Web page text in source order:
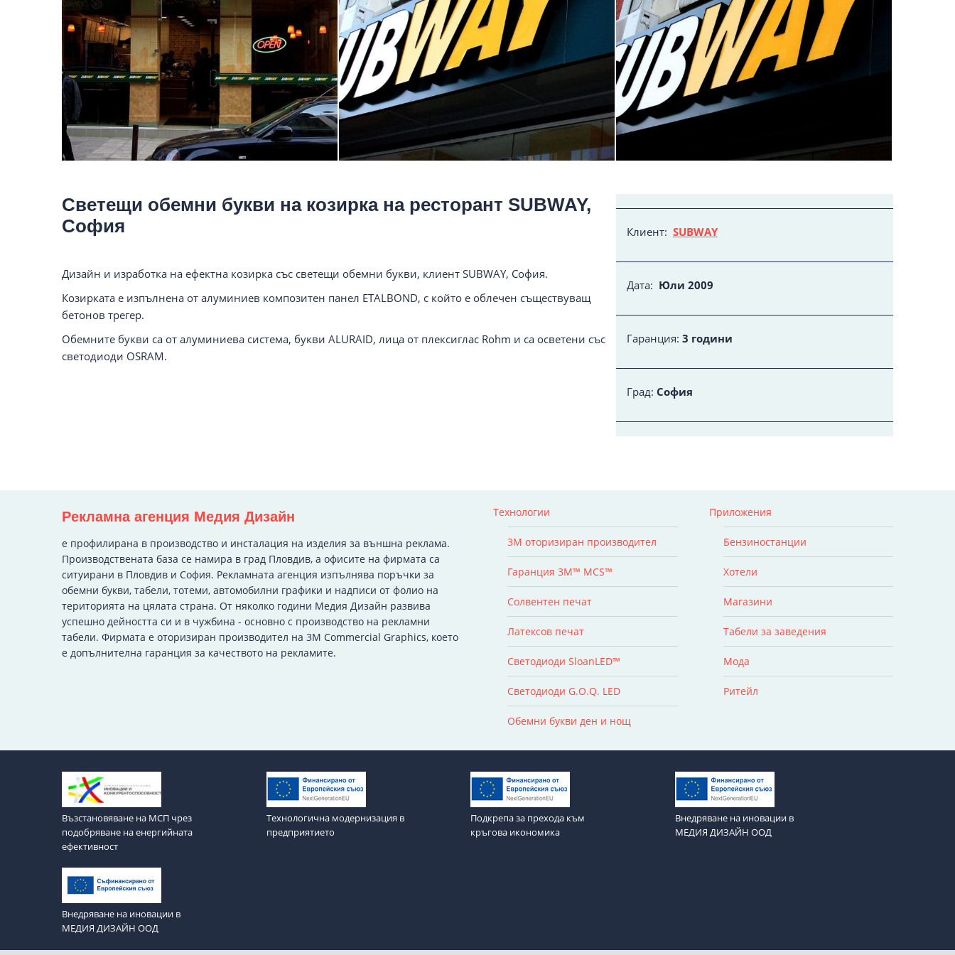
Светещи обемни букви на козирка на ресторант SUBWAY,
София
Дизайн и изработка на ефектна козирка със светещи обемни букви, клиент SUBWAY, София.
Козирката е изпълнена от алуминиев композитен панел ETALBOND, с който е облечен съществуващ
бетонов трегер.
Обемните букви са от алуминиева система, букви ALURAID, лица от плексиглас Rohm и са осветени със
светодиоди OSRAM.
Клиент: SUBWAY
Дата: Юли 2009
Гаранция: 3 години
Град: София
Рекламна агенция Медия Дизайн
e профилирана в производство и инсталация на изделия за външна реклама.
Производствената база се намира в град Пловдив, а офисите на фирмата са
ситуирани в Пловдив и София. Рекламната агенция изпълнява поръчки за
обемни букви, табели, тотеми, автомобилни графики и надписи от фолио на
територията на цялата страна. От няколко години Медия Дизайн развива
успешно дейността си и в чужбина - основно с производство на рекламни
табели. Фирмата е оторизиран производител на 3M Commercial Graphics, което
е допълнителна гаранция за качеството на рекламите.
Технологии
3M оторизиран производител
Гаранция 3M™ MCS™
Солвентен печат
Латексов печат
Светодиоди SloanLED™
Светодиоди G.O.Q. LED
Обемни букви ден и нощ
Приложения
Бензиностанции
Хотели
Магазини
Табели за заведения
Мода
Ритейл
Възстановяване на МСП чрез
подобряване на енергийната
ефективност
Технологична модернизация в
предприятието
Подкрепа за прехода към
кръгова икономика
Внедряване на иновации в
МЕДИЯ ДИЗАЙН ООД
Внедряване на иновации в
МЕДИЯ ДИЗАЙН ООД